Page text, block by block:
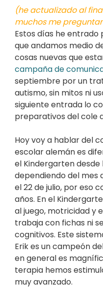
(he actualizado al
muchos me
Estos días he
que andamos medio
cosas nuevas que
campaña de
septiembre por un
autismo, sin mitos ni
siguiente entrada lo
preparativos del cole
Hoy voy a hablar del
escolar alemán es
el Kindergarten desde
dependiendo del mes
el 22 de julio, por eso
años. En el
al juego, motricidad y
trabaja con fichas ni
cognitivos. Este
Erik es un campeón
en general es
terapia hemos
muy avanzado.